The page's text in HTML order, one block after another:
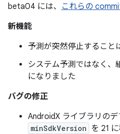
beta04 には、 これらの
新機能
予測が突然停止すること
システム予測ではなく、
になりました
バグの修正
AndroidX ライブラリの
minSdkVersion を 21